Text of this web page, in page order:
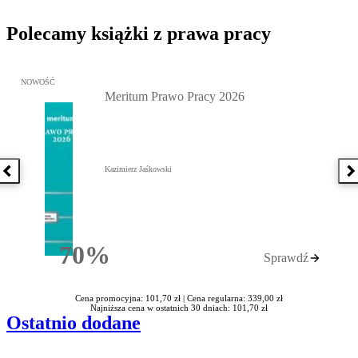
Polecamy książki z prawa pracy
Poprzednia książka
Przejdź do: Meritum Prawo Pracy 2026, Kazimierz Jaśkowski -
NOWOŚĆ
70%Rabatu
Meritum Prawo Pracy 2026
Kazimierz Jaśkowski
Sprawdź
Cena promocyjna: 101,70 zł | Cena regularna: 339,00 zł
Najniższa cena w ostatnich 30 dniach: 101,70 zł
Ostatnio dodane